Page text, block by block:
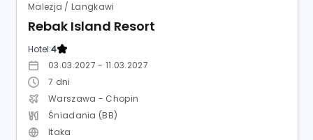
Malezja / Langkawi
Rebak Island Resort
Hotel:4
03.03.2027 - 11.03.2027
7 dni
Warszawa - Chopin
Śniadania (BB)
Itaka